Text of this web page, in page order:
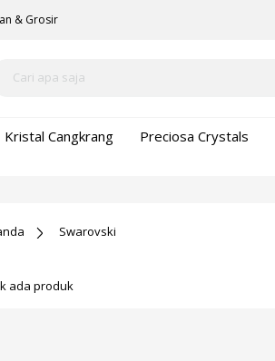
& Grosir
Kristal Cangkrang Preciosa Crystals
Swarovski
ada produk